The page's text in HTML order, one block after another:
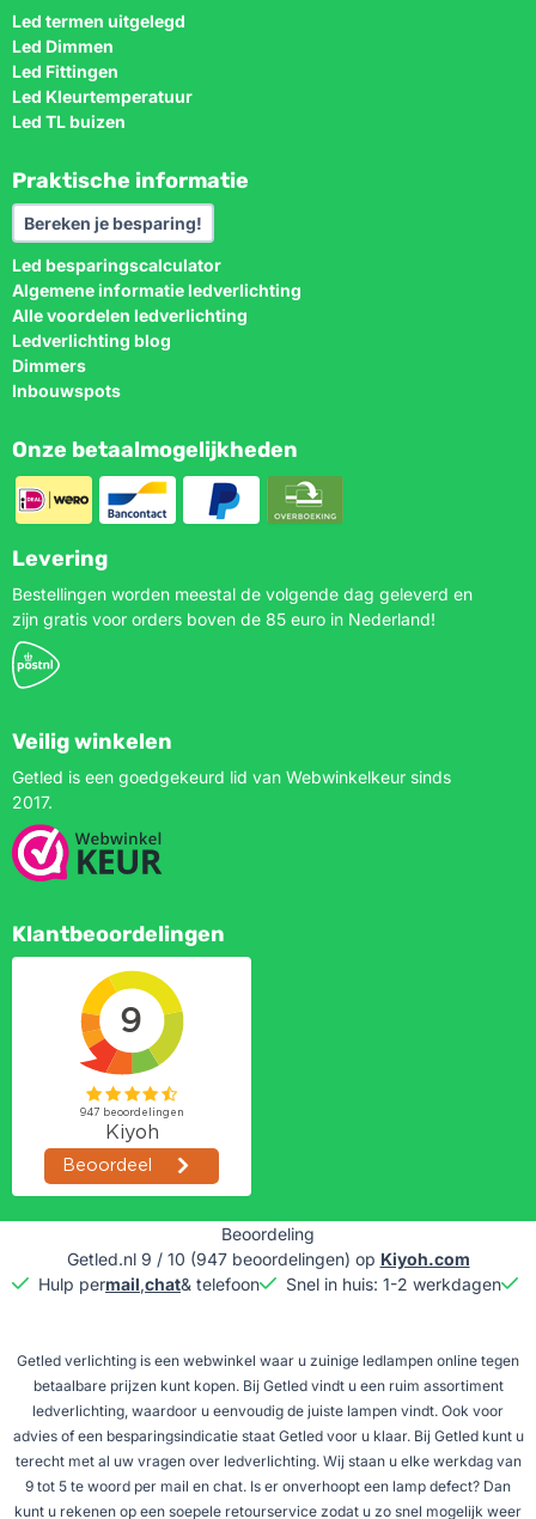
Led termen uitgelegd
Led Dimmen
Led Fittingen
Led Kleurtemperatuur
Led TL buizen
Praktische informatie
Bereken je besparing!
Led besparingscalculator
Algemene informatie ledverlichting
Alle voordelen ledverlichting
Ledverlichting blog
Dimmers
Inbouwspots
Onze betaalmogelijkheden
Levering
Bestellingen worden meestal de volgende dag geleverd en
zijn gratis voor orders boven de 85 euro in Nederland!
Veilig winkelen
Getled is een goedgekeurd lid van Webwinkelkeur sinds
2017.
Klantbeoordelingen
Beoordeling
Getled.nl 9 / 10 (947beoordelingen) op Kiyoh.com
Hulp permail,chat& telefoon Snel in huis: 1-2 werkdagen
Getled verlichting is een webwinkel waar u zuinige ledlampen online tegen
betaalbare prijzen kunt kopen. Bij Getled vindt u een ruim assortiment
ledverlichting, waardoor u eenvoudig de juiste lampen vindt. Ook voor
advies of een besparingsindicatie staat Getled voor u klaar. Bij Getled kunt u
terecht met al uw vragen over ledverlichting. Wij staan u elke werkdag van
9 tot 5 te woord per mail en chat. Is er onverhoopt een lamp defect? Dan
kunt u rekenen op een soepele retourservice zodat u zo snel mogelijk weer